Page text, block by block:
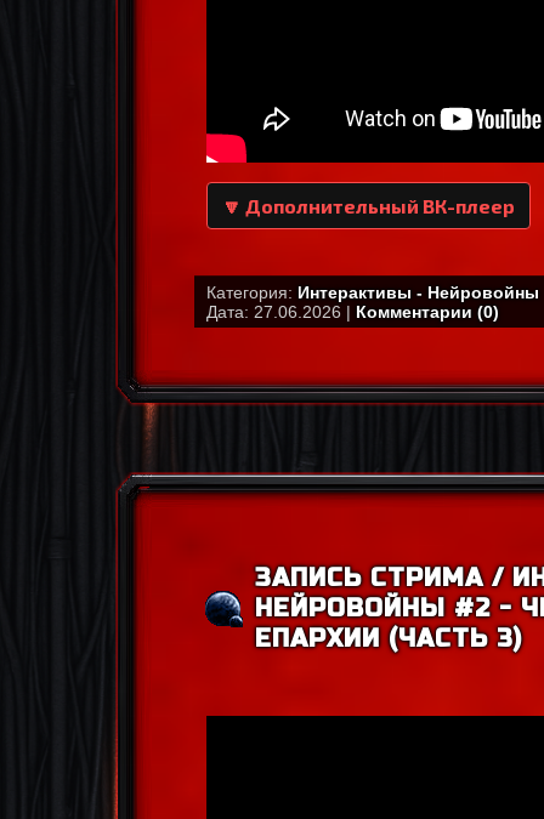
🔽 Дополнительный ВК-плеер
Категория: Интерактивы - Нейровойны
Дата: 27.06.2026 | Комментарии (0)
ЗАПИСЬ СТРИМА /
НЕЙРОВОЙНЫ #2 -
ЕПАРХИИ (ЧАСТЬ 3)